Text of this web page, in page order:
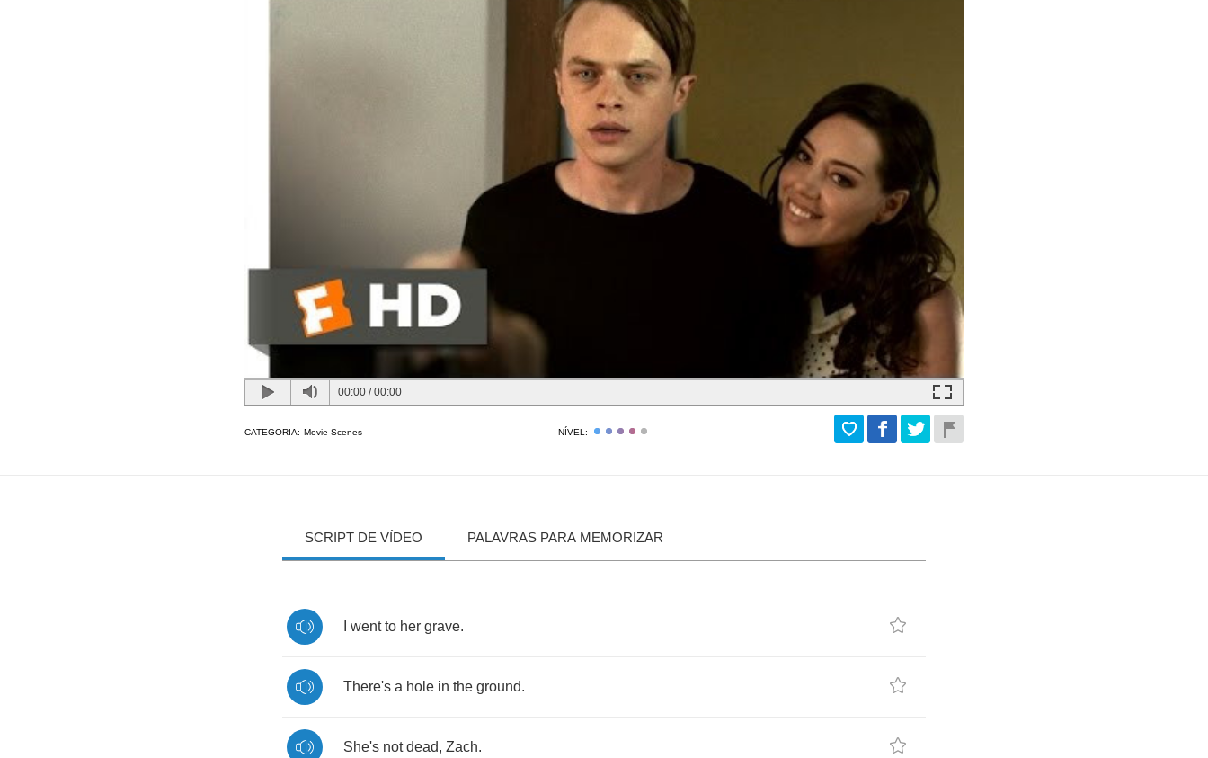
00:00 /00:00
CATEGORIA: Movie Scenes NÍVEL:
SCRIPT DE VÍDEO PALAVRAS PARA MEMORIZAR
went to her grave.
There's a hole in the ground.
She's not dead, Zach.